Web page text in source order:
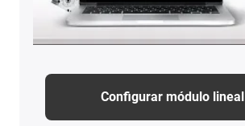
Configurar módulo lineal